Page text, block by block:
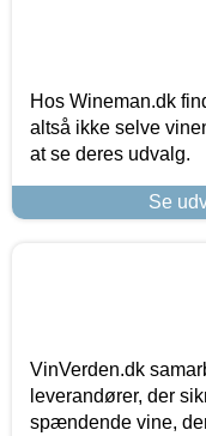
Hos Wineman.dk
altså ikke selve
at se deres udvalg.
Se
VinVerden.dk
leverandører, der
spændende vine,